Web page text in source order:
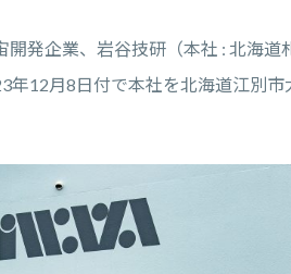
発企業、岩谷技研（本社 : 北海道
年12月8日付で本社を北海道江別市